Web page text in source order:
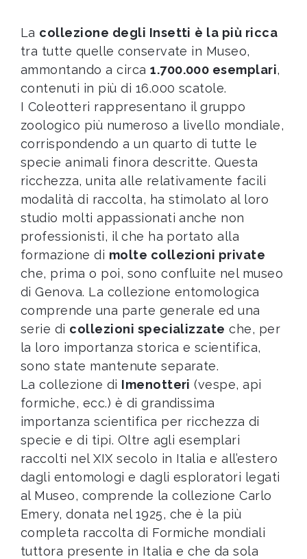
La collezione degli Insetti è la più ricca
tra tutte quelle conservate in Museo,
ammontando a circa1.700.000 esemplari,
contenuti in più di 16.000 scatole.
I Coleotteri rappresentano il gruppo
zoologico più numeroso a livello mondiale,
corrispondendo a un quarto di tutte le
specie animali finora descritte. Questa
ricchezza, unita alle relativamente facili
modalità di raccolta, ha stimolato al loro
studio molti appassionati anche non
professionisti, il che ha portato alla
formazione di molte collezioni private
che, prima o poi, sono confluite nel museo
di Genova. La collezione entomologica
comprende una parte generale ed una
serie di collezioni specializzate che, per
la loro importanza storica e scientifica,
sono state mantenute separate.
La collezione di Imenotteri (vespe, api
formiche, ecc.) è di grandissima
importanza scientifica per ricchezza di
specie e di tipi. Oltre agli esemplari
raccolti nel XIX secolo in Italia e all’estero
dagli entomologi e dagli esploratori legati
al Museo, comprende la collezione Carlo
Emery, donata nel 1925, che è la più
completa raccolta di Formiche mondiali
tuttora presente in Italia e che da sola